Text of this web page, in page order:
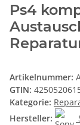
Ps4
Artikelnummer:
GTIN:
Kategorie:
Hersteller: